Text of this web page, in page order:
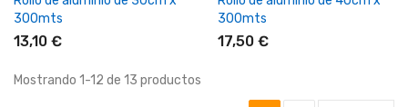
300mts
13,10 €
300mts
17,50 €
Mostrando 1-12 de 13 productos